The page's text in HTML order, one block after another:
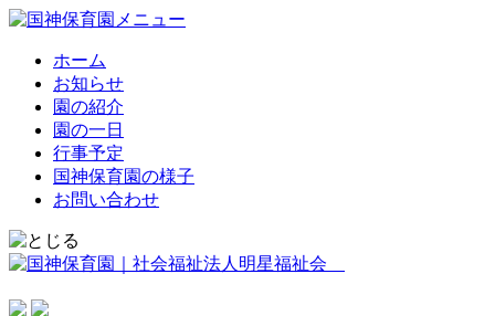
ホーム
お知らせ
園の紹介
園の一日
行事予定
国神保育園の様子
お問い合わせ